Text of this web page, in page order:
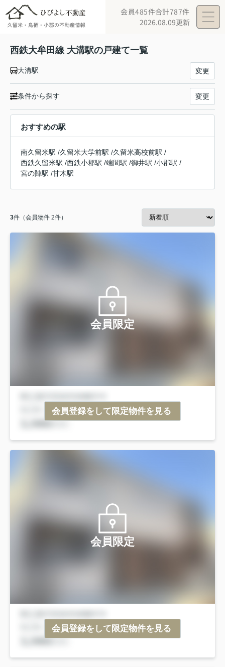
会員485件合計787件
2026.08.09更新
西鉄大牟田線 大溝駅の戸建て一覧
大溝駅 変更
条件から探す 変更
おすすめの駅
南久留米駅 /久留米大学前駅 /久留米高校前駅 /
西鉄久留米駅 /西鉄小郡駅 /端間駅 /御井駅 /小郡駅 /
宮の陣駅 /甘木駅
3件（会員物件 2件）
会員限定
会員登録をして限定物件を見る
会員限定
会員登録をして限定物件を見る